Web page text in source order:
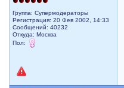
Группа: Супермодераторы
Регистрация: 20 Фев 2002, 14:33
Сообщений: 40232
Откуда: Москва
Пол: